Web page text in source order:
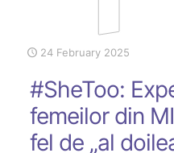
24 February 2025
#SheToo:
femeilor din
fel de „al